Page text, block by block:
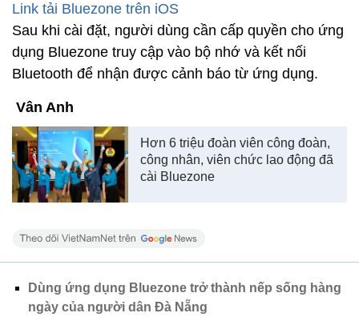
Link tải Bluezone trên iOS
Sau khi cài đặt, người dùng cần cấp quyền cho ứng
dụng Bluezone truy cập vào bộ nhớ và kết nối
Bluetooth để nhận được cảnh báo từ ứng dụng.
Vân Anh
Hơn 6 triệu đoàn viên công đoàn,
công nhân, viên chức lao động đã
cài Bluezone
Dùng ứng dụng Bluezone trở thành nếp sống hàng
ngày của người dân Đà Nẵng